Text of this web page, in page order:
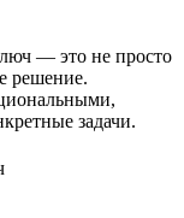
— это не просто
решение.
задачи.